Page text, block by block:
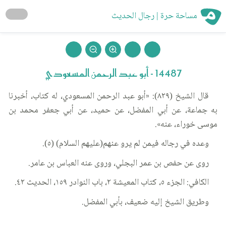
مساحة حرة | رجال الحديث
14487 - أبو عبد الرحمن المسعودي
قال الشيخ (٨٢٩): «أبو عبد الرحمن المسعودي، له كتاب، أخبرنا
به جماعة، عن أبي المفضل، عن حميد، عن أبي جعفر محمد بن
موسى خوراء، عنه».
وعده في رجاله فيمن لم يرو عنهم(عليهم السلام) (٥).
روى عن حفص بن عمر البجلي، وروى عنه العباس بن عامر.
الكافي: الجزء ٥، كتاب المعيشة ٢، باب النوادر ١٥٩، الحديث ٤٢.
وطريق الشيخ إليه ضعيف، بأبي المفضل.